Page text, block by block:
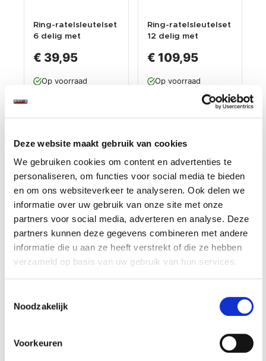
Deze website maakt gebruik van cookies
We gebruiken cookies om content en advertenties te
personaliseren, om functies voor social media te bieden
en om ons websiteverkeer te analyseren. Ook delen we
informatie over uw gebruik van onze site met onze
partners voor social media, adverteren en analyse. Deze
partners kunnen deze gegevens combineren met andere
informatie die u aan ze heeft verstrekt of die ze hebben
verzameld op basis van uw gebruik van hun services.
Noodzakelijk
Voorkeuren
Ring-ratelsleutelset
6 delig met
garantie
€ 39,95
Op voorraad
Verzendkosten
Ring-ratelsleutelset
12 delig met
garantie
€ 109,95
Op voorraad
Verzendkosten
vakverdeling voor
gereedschapshoud